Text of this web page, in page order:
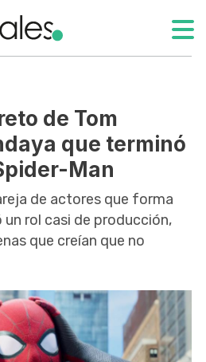
de Tom
que terminó
Man
de actores que forma
rol casi de producción,
que creían que no